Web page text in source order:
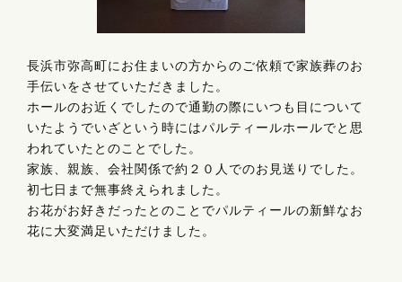
長浜市弥高町にお住まいの方からのご依頼で家族葬のお
手伝いをさせていただきました。
ホールのお近くでしたので通勤の際にいつも目について
いたようでいざという時にはパルティールホールでと思
われていたとのことでした。
家族、親族、会社関係で約２０人でのお見送りでした。
初七日まで無事終えられました。
お花がお好きだったとのことでパルティールの新鮮なお
花に大変満足いただけました。